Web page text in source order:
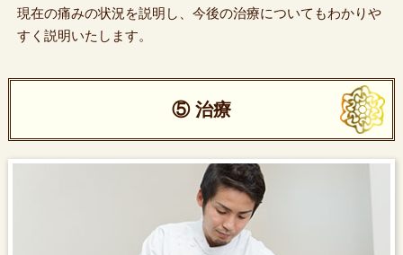
現在の痛みの状況を説明し、今後の治療についてもわかりや
すく説明いたします。
⑤ 治療